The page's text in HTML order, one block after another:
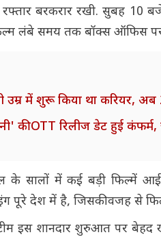
बरकरार रखी. सुबह 10
लंबे समय तक बॉक्स ऑफिस
उम्र में शुरू किया था करियर,
की OTT रिलीज डेट हुई
के सालों में कई बड़ी फिल्में आई
पूरे देश में है, जिसकी वजह से
इस शानदार शुरुआत पर बेहद